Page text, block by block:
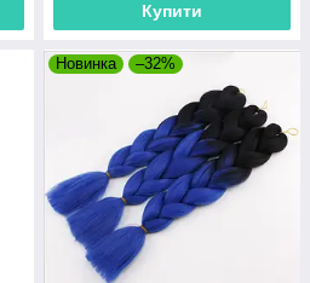
Купити
Новинка –32%